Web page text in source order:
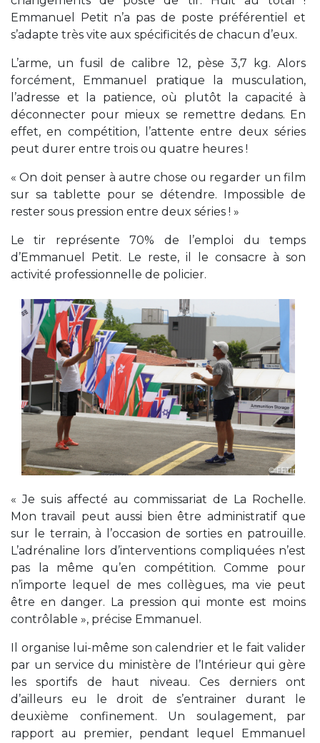
Emmanuel Petit n’a pas de poste préférentiel et
s’adapte très vite aux spécificités de chacun d’eux.
L’arme, un fusil de calibre 12, pèse 3,7 kg. Alors
forcément, Emmanuel pratique la musculation,
l’adresse et la patience, où plutôt la capacité à
déconnecter pour mieux se remettre dedans. En
effet, en compétition, l’attente entre deux séries
peut durer entre trois ou quatre heures !
« On doit penser à autre chose ou regarder un film
sur sa tablette pour se détendre. Impossible de
rester sous pression entre deux séries ! »
Le tir représente 70% de l’emploi du temps
d’Emmanuel Petit. Le reste, il le consacre à son
activité professionnelle de policier.
« Je suis affecté au commissariat de La Rochelle.
Mon travail peut aussi bien être administratif que
sur le terrain, à l’occasion de sorties en patrouille.
L’adrénaline lors d’interventions compliquées n’est
pas la même qu’en compétition. Comme pour
n’importe lequel de mes collègues, ma vie peut
être en danger. La pression qui monte est moins
contrôlable », précise Emmanuel.
Il organise lui-même son calendrier et le fait valider
par un service du ministère de l’Intérieur qui gère
les sportifs de haut niveau. Ces derniers ont
d’ailleurs eu le droit de s’entrainer durant le
deuxième confinement. Un soulagement, par
rapport au premier, pendant lequel Emmanuel